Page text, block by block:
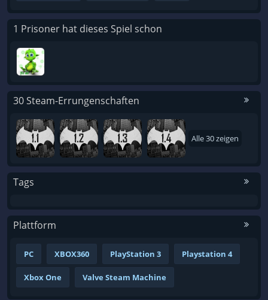
1 Prisoner hat dieses Spiel schon
30 Steam-Errungenschaften
Alle 30 zeigen
Tags
Plattform
PC XBOX360 PlayStation 3 Playstation 4
Xbox One Valve Steam Machine